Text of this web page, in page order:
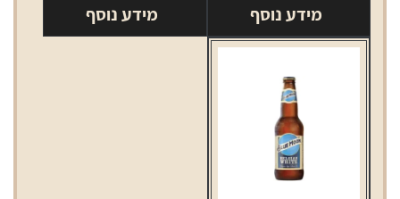
מידע נוסף מידע נוסף